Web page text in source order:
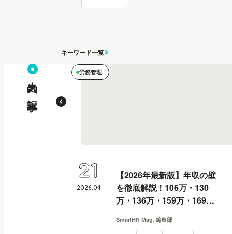
キーワード一覧
人気の記事
労務管理
【2026年最新版】年収の壁
を徹底解説！106万・130
万・136万・159万・169
は？
SmartHR Mag. 編集部
2026.04
21